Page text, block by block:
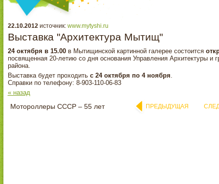
22.10.2012источник: www.mytyshi.ru
Выставка "Архитектура Мытищ"
24 октября в 15.00в Мытищинской картинной галерее состоится
посвященная 20-летию со дня основания Управления Архитектуры и
района.
Выставка будет проходить с 24 октября по 4 ноября.
Справки по телефону: 8-903-110-06-83
« назад
Мотороллеры СССР – 55 лет ПРЕДЫДУЩАЯ